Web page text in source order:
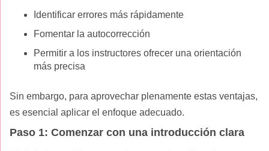
Identificar errores más rápidamente
Fomentar la autocorrección
Permitir a los instructores ofrecer una orientación
más precisa
Sin embargo, para aprovechar plenamente estas ventajas,
es esencial aplicar el enfoque adecuado.
Paso 1: Comenzar con una introducción clara